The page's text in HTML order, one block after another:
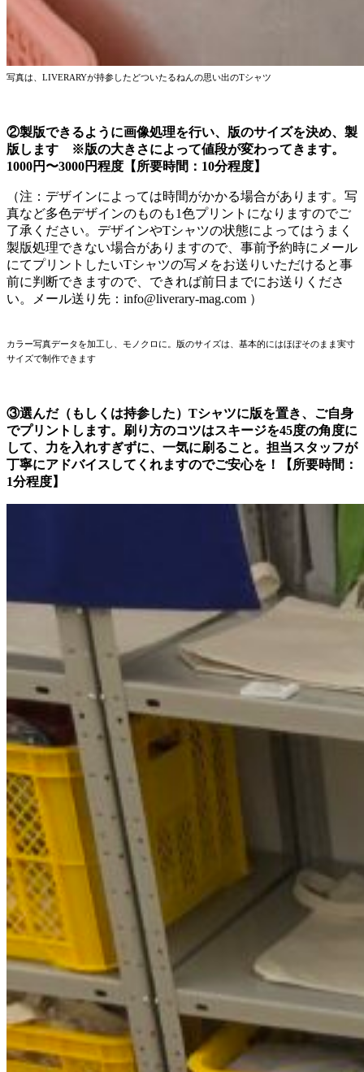
写真は、LIVERARYが持参したどついたるねんの思い出のTシャツ
②製版できるように画像処理を行い、版のサイズを決め、製
版します ※版の大きさによって値段が変わってきます。
1000円〜3000円程度【所要時間：10分程度】
（注：デザインによっては時間がかかる場合があります。写
真など多色デザインのものも1色プリントになりますのでご
了承ください。デザインやTシャツの状態によってはうまく
製版処理できない場合がありますので、事前予約時にメール
にてプリントしたいTシャツの写メをお送りいただけると事
前に判断できますので、できれば前日までにお送りくださ
い。メール送り先：info@liverary-mag.com ）
カラー写真データを加工し、モノクロに。版のサイズは、基本的にはほぼそのまま実寸
サイズで制作できます
③選んだ（もしくは持参した）Tシャツに版を置き、ご自身
でプリントします。刷り方のコツはスキージを45度の角度に
して、力を入れすぎずに、一気に刷ること。担当スタッフが
丁寧にアドバイスしてくれますのでご安心を！【所要時間：
1分程度】